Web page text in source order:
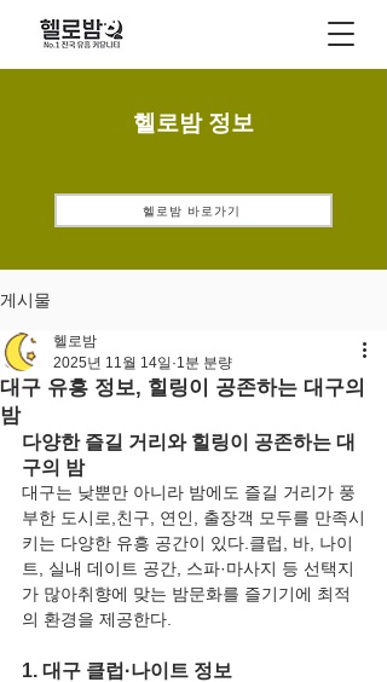
헬로밤 정보
헬로밤 바로가기
게시물
대구 유흥 정보, 힐링이 공존하는 대구의
밤
헬로밤
2025년 11월 14일 1분 분량
다양한 즐길 거리와 힐링이 공존하는 대
구의 밤
대구는 낮뿐만 아니라 밤에도 즐길 거리가 풍
부한 도시로,친구, 연인, 출장객 모두를 만족시
키는 다양한 유흥 공간이 있다.클럽, 바, 나이
트, 실내 데이트 공간, 스파·마사지 등 선택지
가 많아취향에 맞는 밤문화를 즐기기에 최적
의 환경을 제공한다.
1. 대구 클럽·나이트 정보